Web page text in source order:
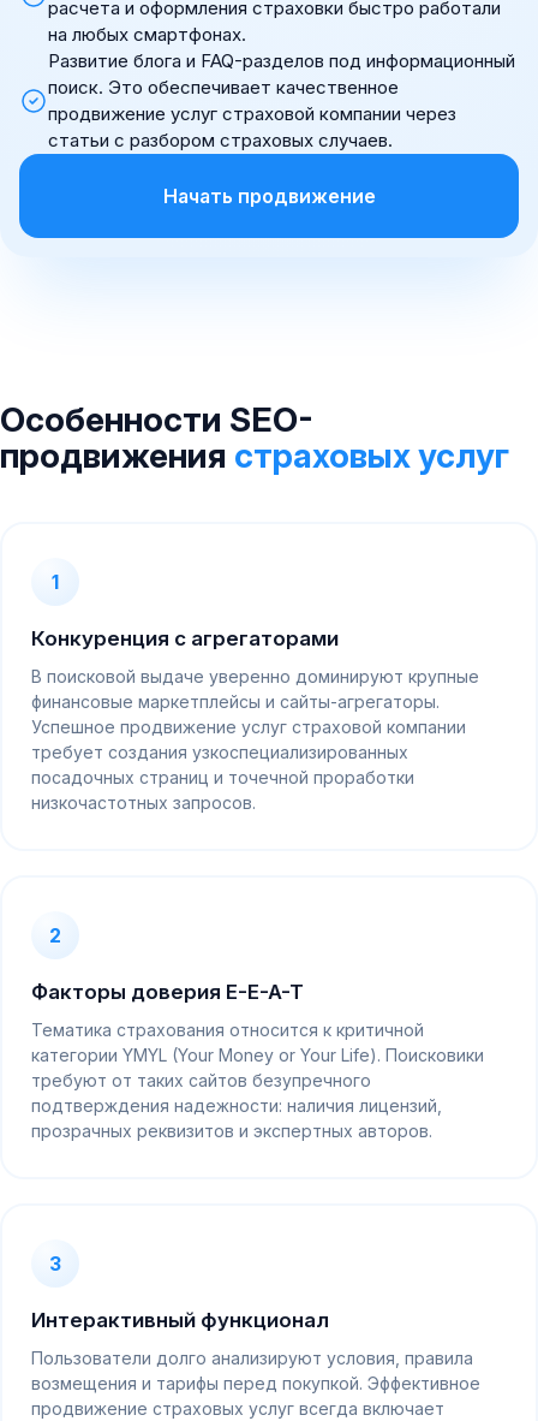
расчета и оформления страховки быстро работали
на любых смартфонах.
Развитие блога и FAQ-разделов под информационный
поиск. Это обеспечивает качественное
продвижение услуг страховой компании через
статьи с разбором страховых случаев.
Начать продвижение
Особенности SEO-
продвижения страховых услуг
1
Конкуренция с агрегаторами
В поисковой выдаче уверенно доминируют крупные
финансовые маркетплейсы и сайты-агрегаторы.
Успешное продвижение услуг страховой компании
требует создания узкоспециализированных
посадочных страниц и точечной проработки
низкочастотных запросов.
2
Факторы доверия E-E-A-T
Тематика страхования относится к критичной
категории YMYL (Your Money or Your Life). Поисковики
требуют от таких сайтов безупречного
подтверждения надежности: наличия лицензий,
прозрачных реквизитов и экспертных авторов.
3
Интерактивный функционал
Пользователи долго анализируют условия, правила
возмещения и тарифы перед покупкой. Эффективное
продвижение страховых услуг всегда включает